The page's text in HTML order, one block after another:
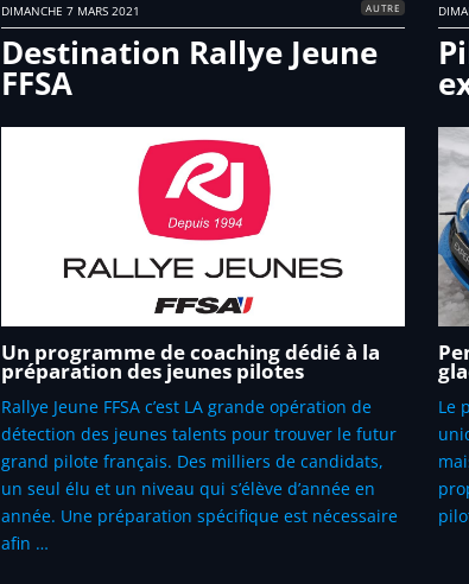
DIMANCHE 7 MARS 2021 AUTRE
Destination Rallye Jeune
FFSA
Un programme de coaching dédié à la
préparation des jeunes pilotes
Rallye Jeune FFSA c’est LA grande opération de
détection des jeunes talents pour trouver le futur
grand pilote français. Des milliers de candidats,
un seul élu et un niveau qui s’élève d’année en
année. Une préparation spécifique est nécessaire
afin …
Le